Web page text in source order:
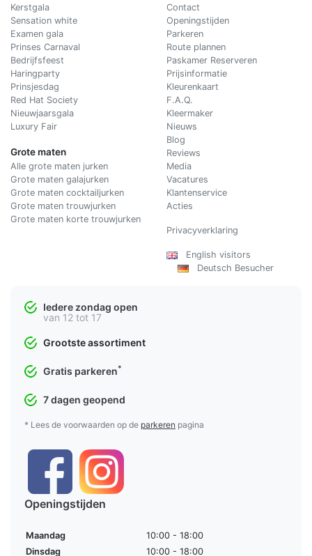
Kerstgala
Sensation white
Examen gala
Prinses Carnaval
Bedrijfsfeest
Haringparty
Prinsjesdag
Red Hat Society
Nieuwjaarsgala
Luxury Fair
Grote maten
Alle grote maten jurken
Grote maten galajurken
Grote maten cocktailjurken
Grote maten trouwjurken
Grote maten korte trouwjurken
Contact
Openingstijden
Parkeren
Route plannen
Paskamer Reserveren
Prijsinformatie
Kleurenkaart
F.A.Q.
Kleermaker
Nieuws
Blog
Reviews
Media
Vacatures
Klantenservice
Acties
Privacyverklaring
English visitors
Deutsch Besucher
Iedere zondag open
van 12 tot 17
Grootste assortiment
Gratis parkeren*
7 dagen geopend
* Lees de voorwaarden op de parkeren pagina
Openingstijden
Maandag
10:00 - 18:00
Dinsdag
10:00 - 18:00